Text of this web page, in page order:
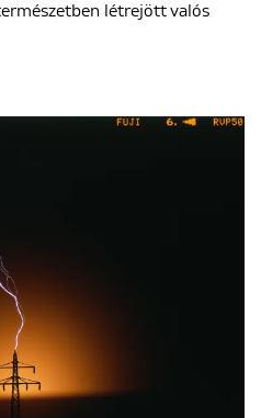
létrejött valós